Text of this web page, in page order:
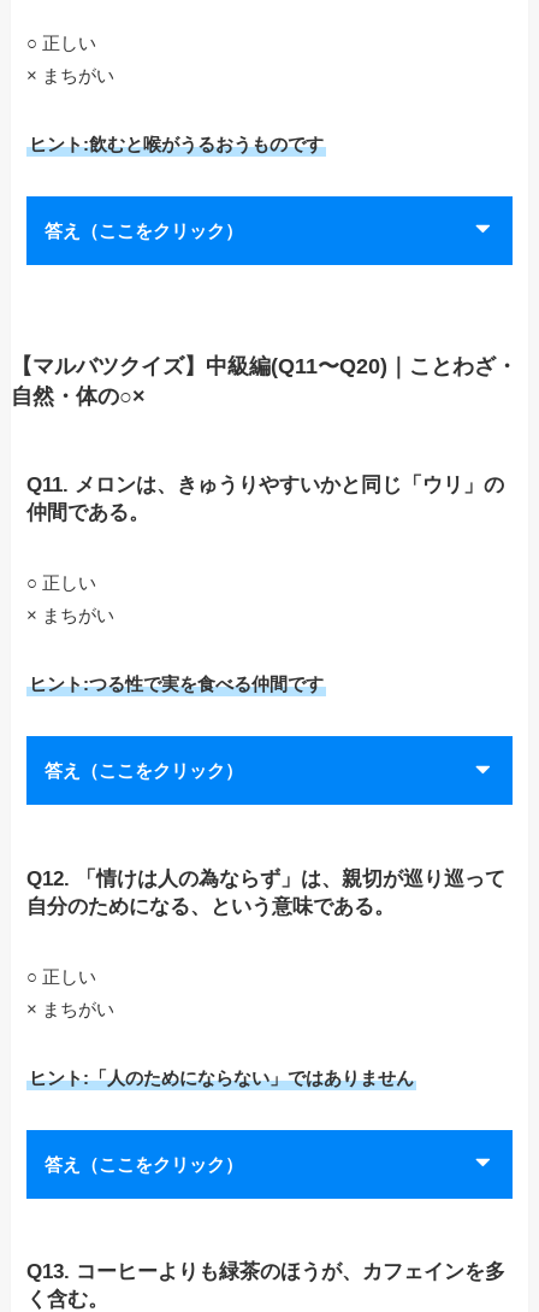
○ 正しい
× まちがい
ヒント:飲むと喉がうるおうものです
答え（ここをクリック）
【マルバツクイズ】中級編(Q11〜Q20)｜ことわざ・
自然・体の○×
Q11. メロンは、きゅうりやすいかと同じ「ウリ」の
仲間である。
○ 正しい
× まちがい
ヒント:つる性で実を食べる仲間です
答え（ここをクリック）
Q12. 「情けは人の為ならず」は、親切が巡り巡って
自分のためになる、という意味である。
○ 正しい
× まちがい
ヒント:「人のためにならない」ではありません
答え（ここをクリック）
Q13. コーヒーよりも緑茶のほうが、カフェインを多
く含む。